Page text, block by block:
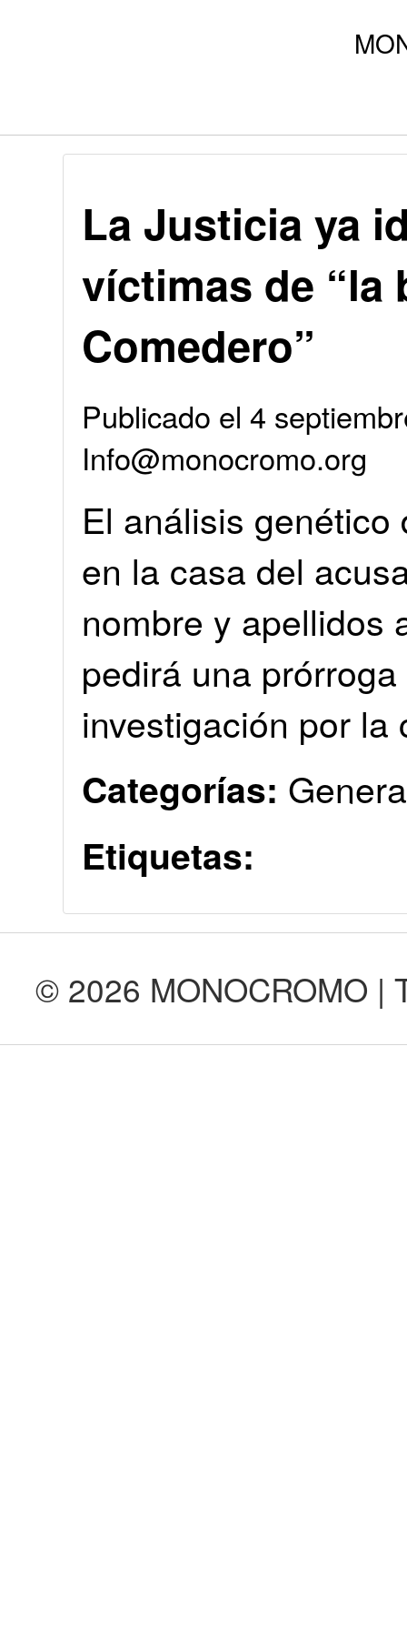
La Justicia ya
víctimas de “la
Comedero”
Publicado el 4
Info@monocromo.org
El análisis
en la casa del
nombre y apellidos
pedirá una
investigación por
Categorías:
Etiquetas:
© 2026 MONOCROMO |